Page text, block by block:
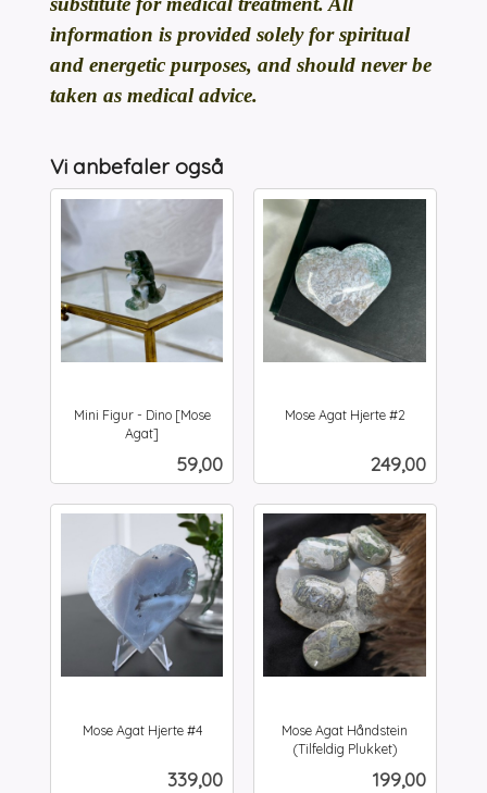
information is provided solely for spiritual
and energetic purposes, and should never be
taken as medical advice.
Vi anbefaler også
Mini Figur - Dino [Mose
Agat]
Pris
59,00
Mose Agat Hjerte #2
Pris
249,00
Mose Agat Hjerte #4
Pris
339,00
Mose Agat Håndstein
(Tilfeldig Plukket)
Pris
199,00